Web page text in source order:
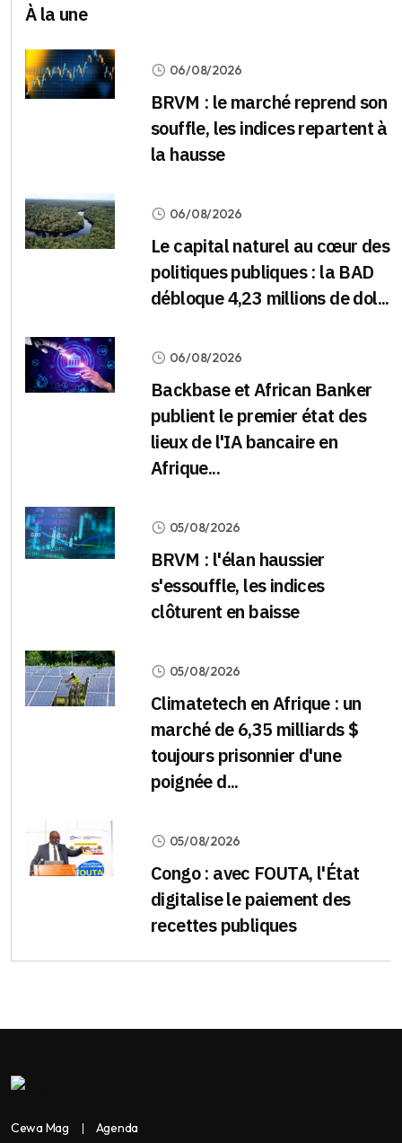
À la une
06/08/2026
BRVM : le marché reprend son
souffle, les indices repartent à
la hausse
06/08/2026
Le capital naturel au cœur des
politiques publiques : la BAD
débloque 4,23 millions de dol...
06/08/2026
Backbase et African Banker
publient le premier état des
lieux de l'IA bancaire en
Afrique...
05/08/2026
BRVM : l'élan haussier
s'essouffle, les indices
clôturent en baisse
05/08/2026
Climatetech en Afrique : un
marché de 6,35 milliards $
toujours prisonnier d'une
poignée d...
05/08/2026
Congo : avec FOUTA, l'État
digitalise le paiement des
recettes publiques
Cewa Mag Agenda